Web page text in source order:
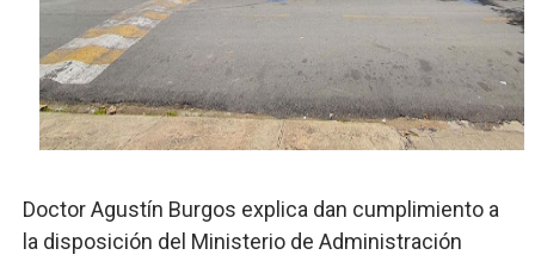
El PRM renueva su cúpula directiva: Luis Abinader
Fellito Suberví inspecciona obras en las “villas” y
Comedores Comunitarios de DASAC garantizan
PRM escogerá este domingo su nueva cúpula
Doctor Agustín Burgos explica dan cumplimiento a
la disposición del Ministerio de Administración